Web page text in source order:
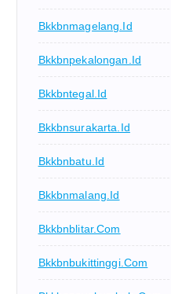
Bkkbnmagelang.id
Bkkbnpekalongan.id
Bkkbntegal.id
Bkkbnsurakarta.id
Bkkbnbatu.id
Bkkbnmalang.id
Bkkbnblitar.com
Bkkbnbukittinggi.com